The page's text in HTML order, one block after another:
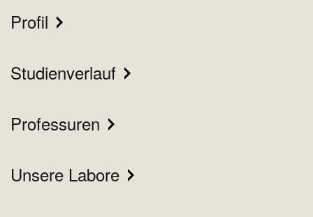
Profil
Studienverlauf
Professuren
Unsere Labore